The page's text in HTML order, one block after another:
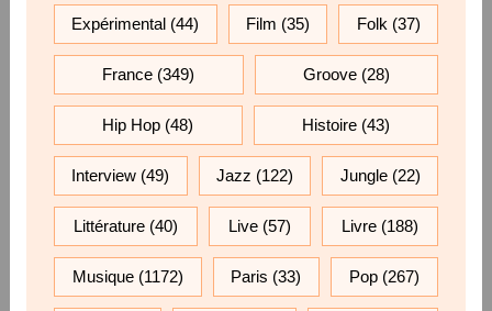
Expérimental (44) Film (35) Folk (37)
France (349) Groove(28)
Hip Hop (48) Histoire(43)
Interview (49) Jazz (122) Jungle(22)
Littérature(40) Live (57) Livre (188)
Musique(1172) Paris (33) Pop (267)